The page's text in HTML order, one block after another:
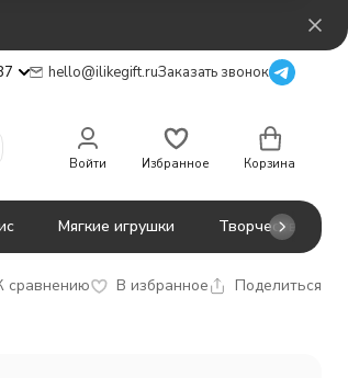
hello@ilikegift.ruЗаказать звонок
Войти Избранное Корзина
Мягкие игрушки Творчество
сравнению В избранное Поделиться